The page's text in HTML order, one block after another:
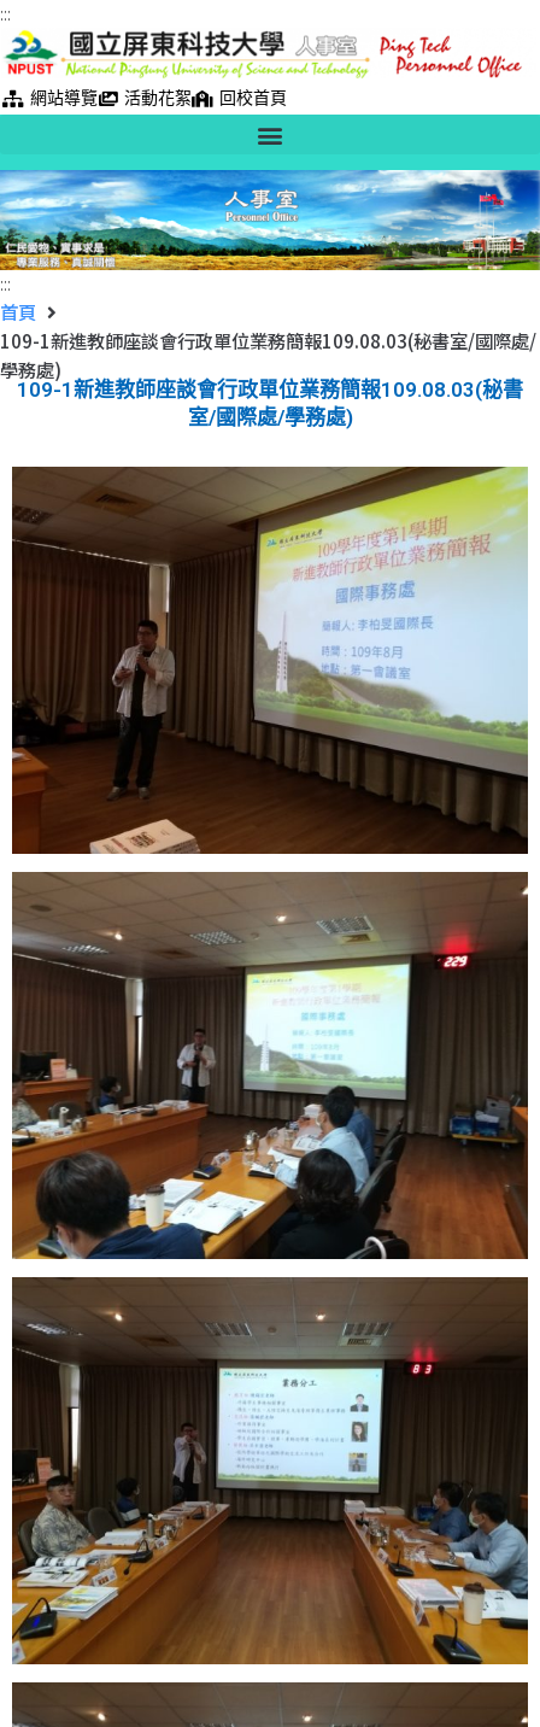
:::
網站導覽 活動花絮 回校首頁
:::
首頁
109-1新進教師座談會行政單位業務簡報109.08.03(秘書室/國際處/
學務處)
109-1新進教師座談會行政單位業務簡報109.08.03(秘書
室/國際處/學務處)